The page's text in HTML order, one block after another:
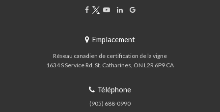
Emplacement
Réseau canadien de certification de la vigne
1634 S Service Rd St. Catharines ON L2R 6P9 CA
Téléphone
(905) 688-0990